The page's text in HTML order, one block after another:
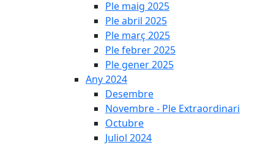
Ple maig 2025
Ple abril 2025
Ple març 2025
Ple febrer 2025
Ple gener 2025
Any 2024
Desembre
Novembre - Ple Extraordinari
Octubre
Juliol 2024